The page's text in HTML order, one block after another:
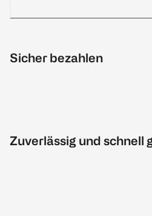
Sicher bezahlen
Zuverlässig und schnell